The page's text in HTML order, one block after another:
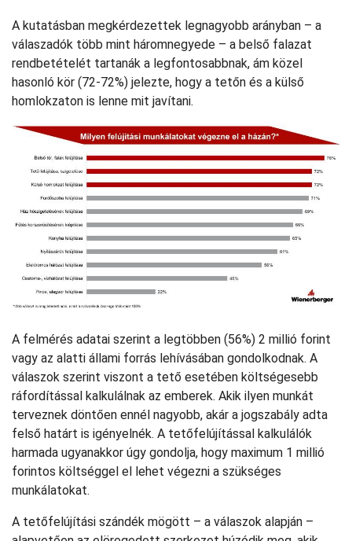
A kutatásban megkérdezettek legnagyobb arányban – a
válaszadók több mint háromnegyede – a belső falazat
rendbetételét tartanák a legfontosabbnak, ám közel
hasonló kör (72-72%) jelezte, hogy a tetőn és a külső
homlokzaton is lenne mit javítani.
A felmérés adatai szerint a legtöbben (56%) 2 millió forint
vagy az alatti állami forrás lehívásában gondolkodnak. A
válaszok szerint viszont a tető esetében költségesebb
ráfordítással kalkulálnak az emberek. Akik ilyen munkát
terveznek döntően ennél nagyobb, akár a jogszabály adta
felső határt is igényelnék. A tetőfelújítással kalkulálók
harmada ugyanakkor úgy gondolja, hogy maximum 1 millió
forintos költséggel el lehet végezni a szükséges
munkálatokat.
A tetőfelújítási szándék mögött – a válaszok alapján –